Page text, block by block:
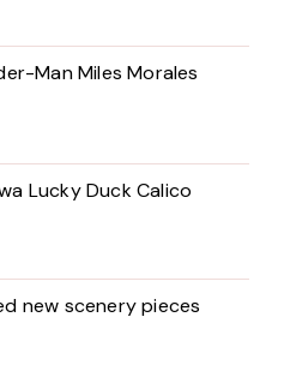
Man Miles Morales
Lucky Duck Calico
new scenery pieces